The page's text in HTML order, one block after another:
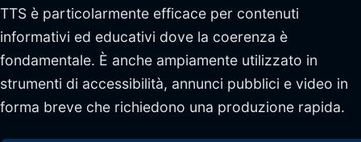
TTS è particolarmente efficace per contenuti
informativi ed educativi dove la coerenza è
fondamentale. È anche ampiamente utilizzato in
strumenti di accessibilità, annunci pubblici e video in
forma breve che richiedono una produzione rapida.